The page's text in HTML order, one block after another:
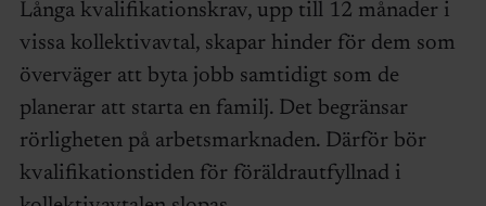
Långa kvalifikationskrav, upp till 12 månader i
vissa kollektivavtal, skapar hinder för dem som
överväger att byta jobb samtidigt som de
planerar att starta en familj. Det begränsar
rörligheten på arbetsmarknaden. Därför bör
kvalifikationstiden för föräldrautfyllnad i